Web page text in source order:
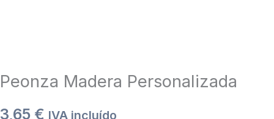
Peonza Madera Personalizada
3,65 € IVA incluído